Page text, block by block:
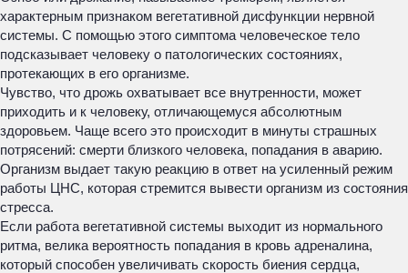
характерным признаком вегетативной дисфункции нервной
системы. С помощью этого симптома человеческое тело
подсказывает человеку о патологических состояниях,
протекающих в его организме.
Чувство, что дрожь охватывает все внутренности, может
приходить и к человеку, отличающемуся абсолютным
здоровьем. Чаще всего это происходит в минуты страшных
потрясений: смерти близкого человека, попадания в аварию.
Организм выдает такую реакцию в ответ на усиленный режим
работы ЦНС, которая стремится вывести организм из состояния
стресса.
Если работа вегетативной системы выходит из нормального
ритма, велика вероятность попадания в кровь адреналина,
который способен увеличивать скорость биения сердца,